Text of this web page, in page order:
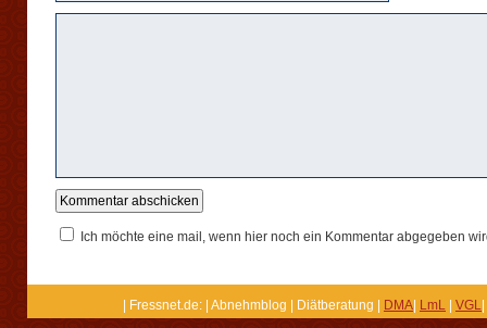
Ich möchte eine mail, wenn hier noch ein Kommentar abgegeben
| Fressnet.de: | Abnehmblog | Diätberatung | DMA LmL VGL